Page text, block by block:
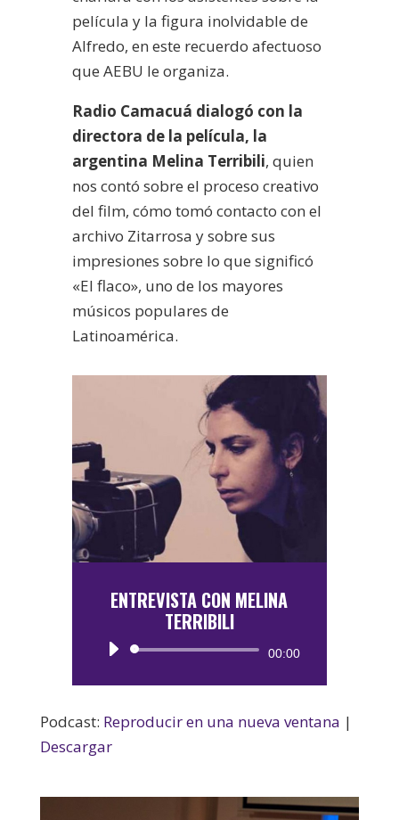
película y la figura inolvidable de
Alfredo, en este recuerdo afectuoso
que AEBU le organiza.
Radio Camacuá dialogó con la
directora de la película, la
argentina Melina Terribili, quien
nos contó sobre el proceso creativo
del film, cómo tomó contacto con el
archivo Zitarrosa y sobre sus
impresiones sobre lo que significó
«El flaco», uno de los mayores
músicos populares de
Latinoamérica.
ENTREVISTA CON MELINA
TERRIBILI
Reproductor
00:00
Podcast: Reproducir en una nueva ventana |
Descargar